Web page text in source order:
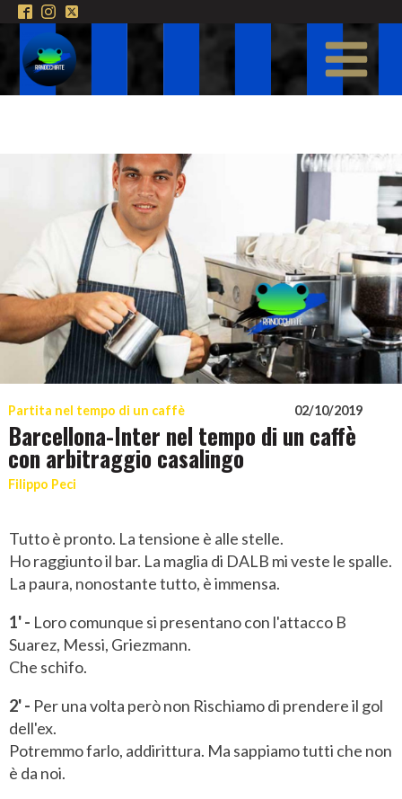
Partita nel tempo di un caffè 02/10/2019
Barcellona-Inter nel tempo di un caffè
con arbitraggio casalingo
Filippo Peci
Tutto è pronto. La tensione è alle stelle.
Ho raggiunto il bar. La maglia di DALB mi veste le spalle.
La paura, nonostante tutto, è immensa.
1' - Loro comunque si presentano con l'attacco B
Suarez, Messi, Griezmann.
Che schifo.
2' - Per una volta però non Rischiamo di prendere il gol
dell'ex.
Potremmo farlo, addirittura. Ma sappiamo tutti che non
è da noi.